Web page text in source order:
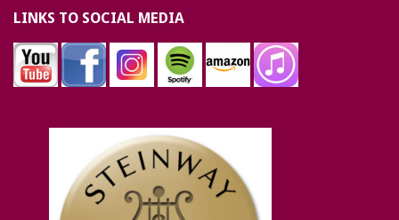
LINKS TO SOCIAL MEDIA